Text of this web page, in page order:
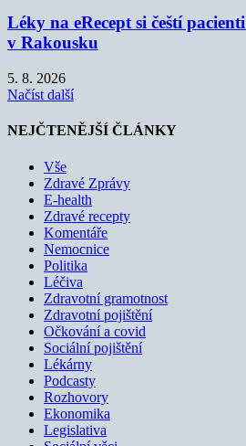
Léky na eRecept si čeští
v Rakousku
5. 8. 2026
Načíst další
NEJČTENĚJŠÍ ČLÁNKY
Vše
Zdravé Zprávy
E-health
Zdravé recepty
Komentáře
Nemocnice
Politika
Léčiva
Zdravotní gramotnost
Zdravotní pojištění
Očkování a covid
Sociální pojištění
Lékárny
Podcasty
Rozhovory
Ekonomika
Legislativa